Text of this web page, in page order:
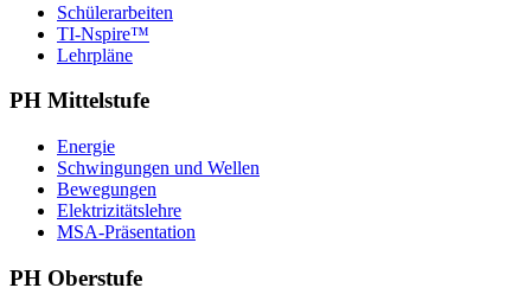
Schülerarbeiten
TI-Nspire™
Lehrpläne
PH Mittelstufe
Energie
Schwingungen und Wellen
Bewegungen
Elektrizitätslehre
MSA-Präsentation
PH Oberstufe